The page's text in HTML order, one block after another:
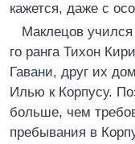
кажется, даже с
Маклецов
го ранга Тихон
Гавани, друг их
Илью к Корпусу.
больше, чем
пребывания в